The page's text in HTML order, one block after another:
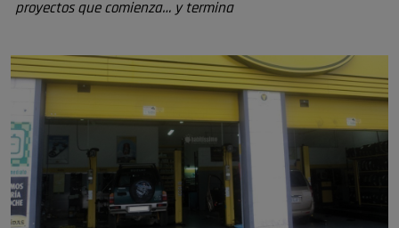
proyectos que comienza… y termina